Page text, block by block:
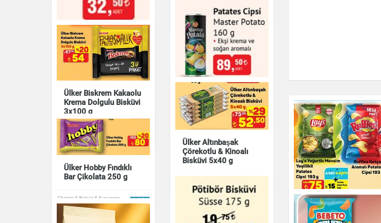
Çikolata & Bisküvi & Kuruyemiş
Baharatlı Çubuk Kraker
Eti Crax 175 g
Çikolata & Bisküvi & Kuruyemiş
Patates Cipsi Master
Potato 160 g
Çikolata & Bisküvi & Kuruyemiş
Ülker Biskrem Kakaolu
Krema Dolgulu Bisküvi
3x100 g
Çikolata & Bisküvi & Kuruyemiş
Ülker Altınbaşak
Çörekotlu & Kinoalı
Bisküvi 5x40 g
Lay's Yoğurtlu Mevsim
Yeşillikli Patates Cipsi
Ülker Hobby Fındıklı
Bar Çikolata 250 g
Çikolata & Bisküvi & Kuruyemiş